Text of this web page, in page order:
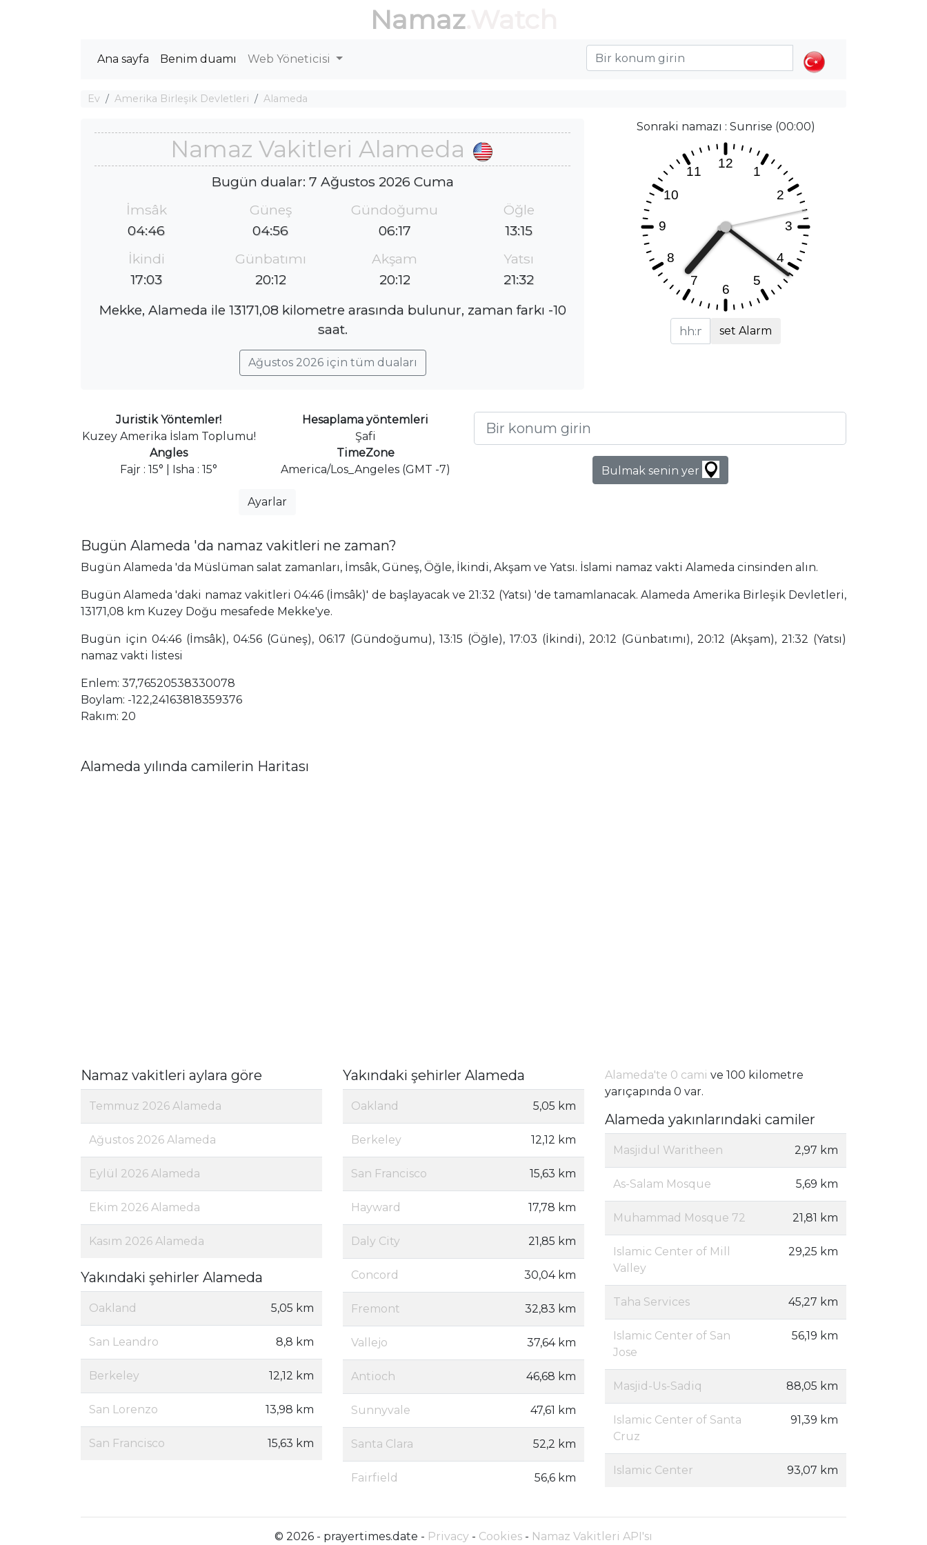
Namaz.Watch
Ana sayfa Benim duamı Web Yöneticisi
Ev Amerika Birleşik Devletleri Alameda
Namaz Vakitleri Alameda
Bugün dualar: 7 Ağustos 2026 Cuma
İmsâk
04:46
Güneş
04:56
Gündoğumu
06:17
Öğle
13:15
İkindi
17:03
Günbatımı
20:12
Akşam
20:12
Yatsı
21:32
Mekke, Alameda ile 13171,08 kilometre arasında bulunur, zaman farkı -10
saat.
Ağustos 2026 için tüm duaları
Sonraki namazı : Sunrise (00:00)
set Alarm
Juristik Yöntemler!
Kuzey Amerika İslam Toplumu!
Hesaplama yöntemleri
Şafi
Angles
Fajr : 15° | Isha : 15°
TimeZone
America/Los_Angeles (GMT -7)
Ayarlar
Bulmak senin yer
Bugün Alameda 'da namaz vakitleri ne zaman?
Bugün Alameda 'da Müslüman salat zamanları, İmsâk, Güneş, Öğle, İkindi, Akşam ve Yatsı. İslami namaz vakti Alameda cinsinden alın.
Bugün Alameda 'daki namaz vakitleri 04:46 (İmsâk)' de başlayacak ve 21:32 (Yatsı) 'de tamamlanacak. Alameda Amerika Birleşik Devletleri,
13171,08 km Kuzey Doğu mesafede Mekke'ye.
Bugün için 04:46 (İmsâk), 04:56 (Güneş), 06:17 (Gündoğumu), 13:15 (Öğle), 17:03 (İkindi), 20:12 (Günbatımı), 20:12 (Akşam), 21:32 (Yatsı)
namaz vakti listesi
Enlem: 37,76520538330078
Boylam: -122,24163818359376
Rakım: 20
Alameda yılında camilerin Haritası
Namaz vakitleri aylara göre
Temmuz 2026 Alameda
Ağustos 2026 Alameda
Eylül 2026 Alameda
Ekim 2026 Alameda
Kasım 2026 Alameda
Yakındaki şehirler Alameda
Oakland 5,05 km
San Leandro 8,8 km
Berkeley 12,12 km
San Lorenzo 13,98 km
San Francisco 15,63 km
Yakındaki şehirler Alameda
Oakland 5,05 km
Berkeley 12,12 km
San Francisco 15,63 km
Hayward 17,78 km
Daly City 21,85 km
Concord 30,04 km
Fremont 32,83 km
Vallejo 37,64 km
Antioch 46,68 km
Sunnyvale 47,61 km
Santa Clara 52,2 km
Fairfield 56,6 km
Alameda'te 0 cami ve 100 kilometre
yarıçapında 0 var.
Alameda yakınlarındaki camiler
Masjidul Waritheen 2,97 km
As-Salam Mosque 5,69 km
Muhammad Mosque 72 21,81 km
Islamic Center of Mill
Valley
29,25 km
Taha Services 45,27 km
Islamic Center of San
Jose
56,19 km
Masjid-Us-Sadiq 88,05 km
Islamic Center of Santa
Cruz
91,39 km
Islamic Center 93,07 km
© 2026 - prayertimes.date - Privacy - Cookies - Namaz Vakitleri API'sı